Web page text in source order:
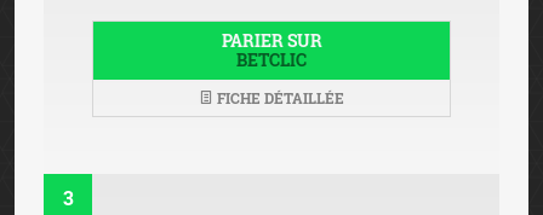
PARIER SUR
BETCLIC
FICHE DÉTAILLÉE
3